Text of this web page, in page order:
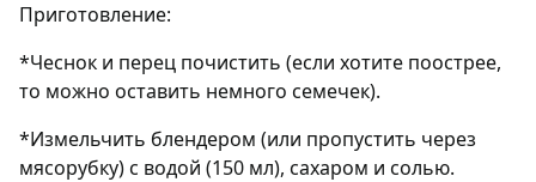
Приготовление:
*Чеснок и перец почистить (если хотите поострее,
то можно оставить немного семечек).
*Измельчить блендером (или пропустить через
мясорубку) с водой (150 мл), сахаром и солью.